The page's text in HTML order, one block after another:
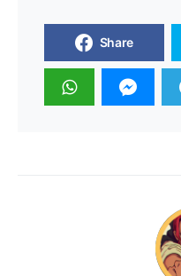
Share